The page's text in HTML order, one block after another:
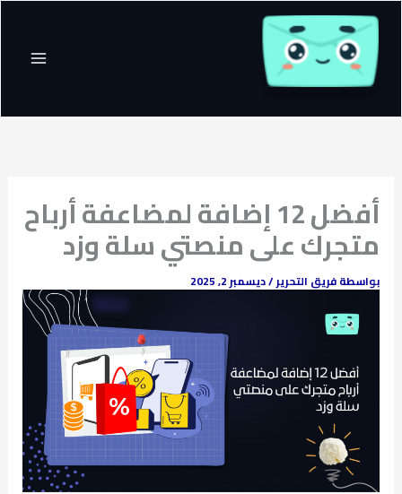
تخطي
المحتوى
أفضل 12 إضافة لمضاعفة أرباح
متجرك على منصتي سلة وزد
بواسطةفريق التحرير/ديسمبر 2, 2025